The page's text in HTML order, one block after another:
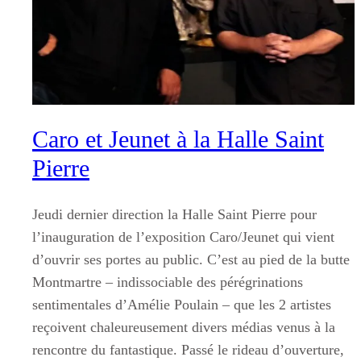
Caro et Jeunet à la Halle Saint
Pierre
Jeudi dernier direction la Halle Saint Pierre pour
l’inauguration de l’exposition Caro/Jeunet qui vient
d’ouvrir ses portes au public. C’est au pied de la butte
Montmartre – indissociable des pérégrinations
sentimentales d’Amélie Poulain – que les 2 artistes
reçoivent chaleureusement divers médias venus à la
rencontre du fantastique. Passé le rideau d’ouverture,